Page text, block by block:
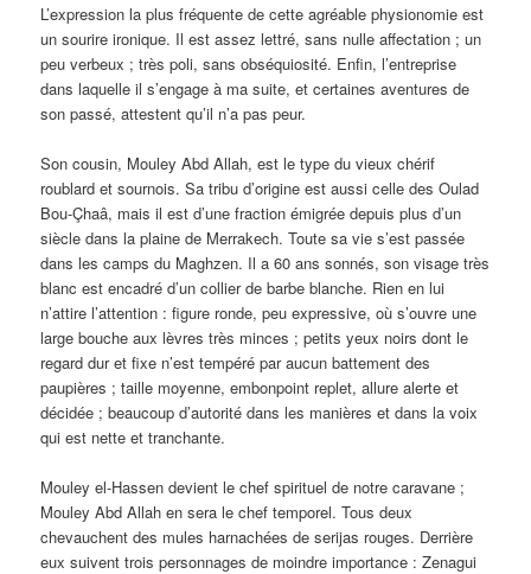
L’expression la plus fréquente de cette agréable physionomie est
un sourire ironique. Il est assez lettré, sans nulle affectation ; un
peu verbeux ; très poli, sans obséquiosité. Enfin, l’entreprise
dans laquelle il s’engage à ma suite, et certaines aventures de
son passé, attestent qu’il n’a pas peur.
Son cousin, Mouley Abd Allah, est le type du vieux chérif
roublard et sournois. Sa tribu d’origine est aussi celle des Oulad
Bou-Çhaâ, mais il est d’une fraction émigrée depuis plus d’un
siècle dans la plaine de Merrakech. Toute sa vie s’est passée
dans les camps du Maghzen. Il a 60 ans sonnés, son visage très
blanc est encadré d’un collier de barbe blanche. Rien en lui
n’attire l’attention : figure ronde, peu expressive, où s’ouvre une
large bouche aux lèvres très minces ; petits yeux noirs dont le
regard dur et fixe n’est tempéré par aucun battement des
paupières ; taille moyenne, embonpoint replet, allure alerte et
décidée ; beaucoup d’autorité dans les manières et dans la voix
qui est nette et tranchante.
Mouley el-Hassen devient le chef spirituel de notre caravane ;
Mouley Abd Allah en sera le chef temporel. Tous deux
chevauchent des mules harnachées de serijas rouges. Derrière
eux suivent trois personnages de moindre importance : Zenagui